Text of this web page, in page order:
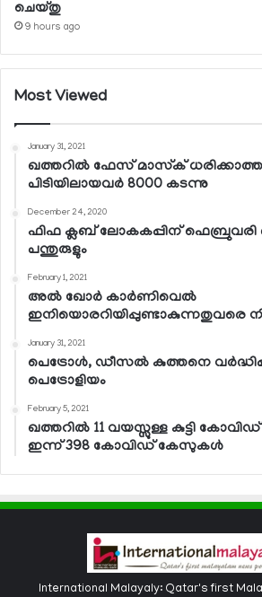
ചെയ്തു
9 hours ago
Most Viewed
January 31, 2021
ഖത്തറില്‍ ഫേസ് മാസ്‌ക്
പിടിയിലായവര്‍ 8000 കടന്നു
December 24, 2020
ഫിഫ ക്ലബ് ലോകകപ്പിന്
പന്തുരുളും
February 1, 2021
അല്‍ ഖോര്‍ കാര്‍ണിവെല്‍
ഇനിയൊരറിയിപ്പുണ്ടാകുന്നതുവരെ
January 31, 2021
പെട്രോള്‍, ഡീസല്‍ കുത്തനെ
പെട്രോളിയം
February 5, 2021
ഖത്തറില്‍ 11 വയസ്സുള്ള കുട്ടി കോവിഡ്
ഇന്ന് 398 കോവിഡ് കേസുകള്‍
International Malayaly: Qatar's first